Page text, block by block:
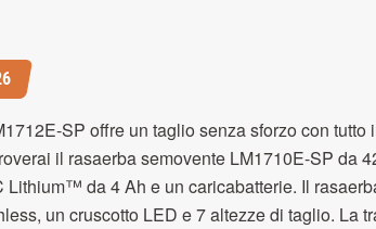
SP offre un taglio senza sforzo con tutto
il rasaerba semovente LM1710E-SP da
Lithium™ da 4 Ah e un caricabatterie. Il
un cruscotto LED e 7 altezze di taglio. La